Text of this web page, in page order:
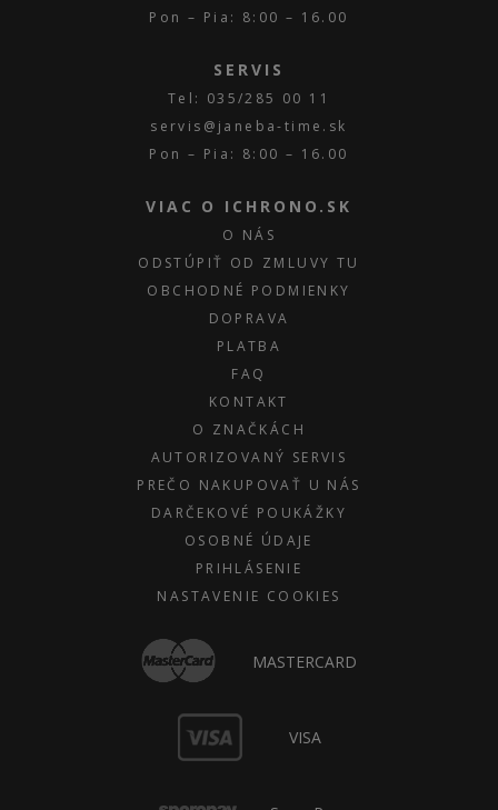
Pon – Pia: 8:00 – 16.00
SERVIS
Tel: 035/285 00 11
servis@janeba-time.sk
Pon – Pia: 8:00 – 16.00
VIAC O ICHRONO.SK
O NÁS
ODSTÚPIŤ OD ZMLUVY TU
OBCHODNÉ PODMIENKY
DOPRAVA
PLATBA
FAQ
KONTAKT
O ZNAČKÁCH
AUTORIZOVANÝ SERVIS
PREČO NAKUPOVAŤ U NÁS
DARČEKOVÉ POUKÁŽKY
OSOBNÉ ÚDAJE
PRIHLÁSENIE
NASTAVENIE COOKIES
MASTERCARD
VISA